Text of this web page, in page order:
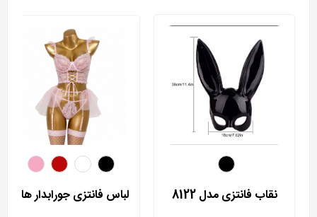
نقاب فانتزی مدل 8122